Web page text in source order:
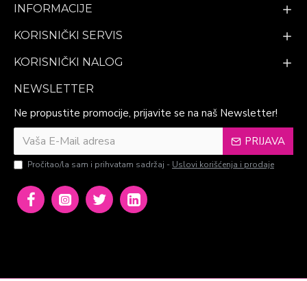
INFORMACIJE
KORISNIČKI SERVIS
KORISNIČKI NALOG
NEWSLETTER
Ne propustite promocije, prijavite se na naš Newsletter!
PRIJAVA
Pročitao/la sam i prihvatam sadržaj - Uslovi korišćenja i prodaje